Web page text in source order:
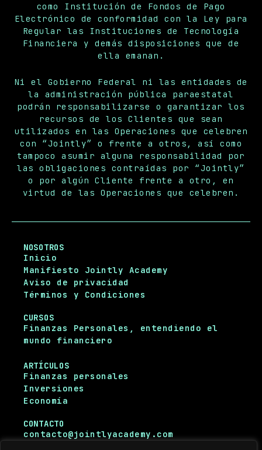
como Institución de Fondos de Pago
Electrónico de conformidad con la Ley para
Regular las Instituciones de Tecnología
Financiera y demás disposiciones que de
ella emanan.
Ni el Gobierno Federal ni las entidades de
la administración pública paraestatal
podrán responsabilizarse o garantizar los
recursos de los Clientes que sean
utilizados en las Operaciones que celebren
con “Jointly” o frente a otros, así como
tampoco asumir alguna responsabilidad por
las obligaciones contraídas por “Jointly”
o por algún Cliente frente a otro, en
virtud de las Operaciones que celebren.
NOSOTROS
Inicio
Manifiesto Jointly Academy
Aviso de privacidad
Términos y Condiciones
CURSOS
Finanzas Personales, entendiendo el
mundo financiero
ARTÍCULOS
Finanzas personales
Inversiones
Economía
CONTACTO
contacto@jointlyacademy.com